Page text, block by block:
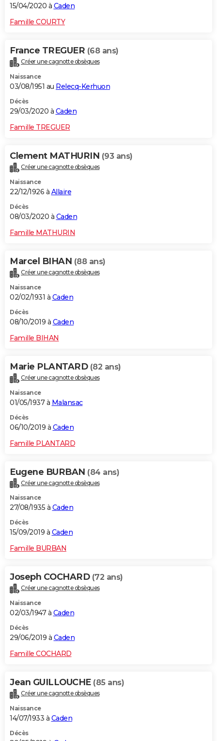
15/04/2020 à Caden
Famille COURTY
France TREGUER (68 ans)
Créer une cagnotte obsèques
Naissance
03/08/1951 au Relecq-Kerhuon
Décès
29/03/2020 à Caden
Famille TREGUER
Clement MATHURIN (93 ans)
Créer une cagnotte obsèques
Naissance
22/12/1926 à Allaire
Décès
08/03/2020 à Caden
Famille MATHURIN
Marcel BIHAN (88 ans)
Créer une cagnotte obsèques
Naissance
02/02/1931 à Caden
Décès
08/10/2019 à Caden
Famille BIHAN
Marie PLANTARD (82 ans)
Créer une cagnotte obsèques
Naissance
01/05/1937 à Malansac
Décès
06/10/2019 à Caden
Famille PLANTARD
Eugene BURBAN (84 ans)
Créer une cagnotte obsèques
Naissance
27/08/1935 à Caden
Décès
15/09/2019 à Caden
Famille BURBAN
Joseph COCHARD (72 ans)
Créer une cagnotte obsèques
Naissance
02/03/1947 à Caden
Décès
29/06/2019 à Caden
Famille COCHARD
Jean GUILLOUCHE (85 ans)
Créer une cagnotte obsèques
Naissance
14/07/1933 à Caden
Décès